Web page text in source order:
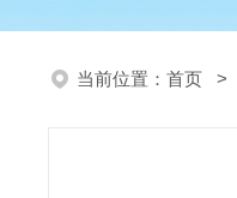
当前位置： 首页 >